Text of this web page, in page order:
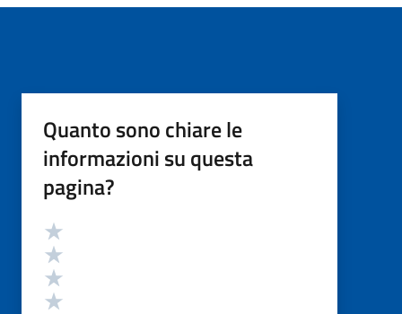
Quanto sono chiare le
informazioni su questa
pagina?
Valutazione